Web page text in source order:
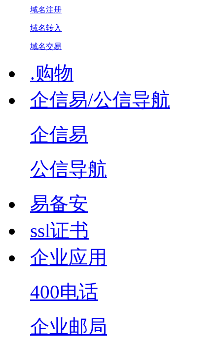
域名注册
域名转入
域名交易
.购物
企信易/公信导航
企信易
公信导航
易备安
ssl证书
企业应用
400电话
企业邮局